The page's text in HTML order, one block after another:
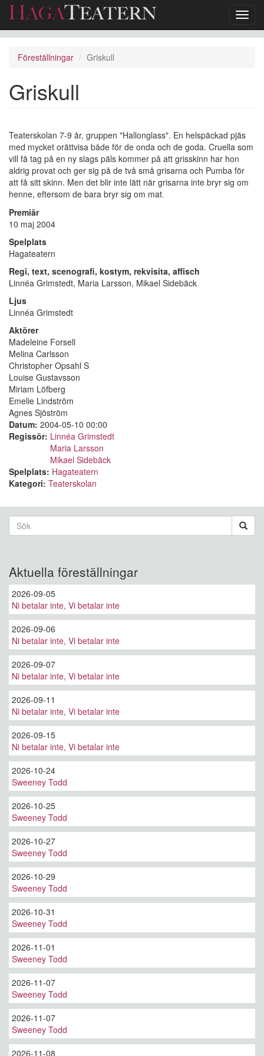
Föreställningar Griskull
Griskull
Teaterskolan 7-9 år, gruppen "Hallonglass". En helspäckad pjäs
med mycket orättvisa både för de onda och de goda. Cruella som
vill få tag på en ny slags päls kommer på att grisskinn har hon
aldrig provat och ger sig på de två små grisarna och Pumba för
att få sitt skinn. Men det blir inte lätt när grisarna inte bryr sig om
henne, eftersom de bara bryr sig om mat.
Premiär
10 maj 2004
Spelplats
Hagateatern
Regi, text, scenografi, kostym, rekvisita, affisch
Linnéa Grimstedt, Maria Larsson, Mikael Sidebäck
Ljus
Linnéa Grimstedt
Aktörer
Madeleine Forsell
Melina Carlsson
Christopher Opsahl S
Louise Gustavsson
Miriam Löfberg
Emelie Lindström
Agnes Sjöström
Datum: 2004-05-10 00:00
Regissör: Linnéa Grimstedt
Maria Larsson
Mikael Sidebäck
Spelplats: Hagateatern
Kategori: Teaterskolan
Sökformulär
Aktuella föreställningar
2026-09-05
Ni betalar inte, Vi betalar inte
2026-09-06
Ni betalar inte, Vi betalar inte
2026-09-07
Ni betalar inte, Vi betalar inte
2026-09-11
Ni betalar inte, Vi betalar inte
2026-09-15
Ni betalar inte, Vi betalar inte
2026-10-24
Sweeney Todd
2026-10-25
Sweeney Todd
2026-10-27
Sweeney Todd
2026-10-29
Sweeney Todd
2026-10-31
Sweeney Todd
2026-11-01
Sweeney Todd
2026-11-07
Sweeney Todd
2026-11-07
Sweeney Todd
2026-11-08